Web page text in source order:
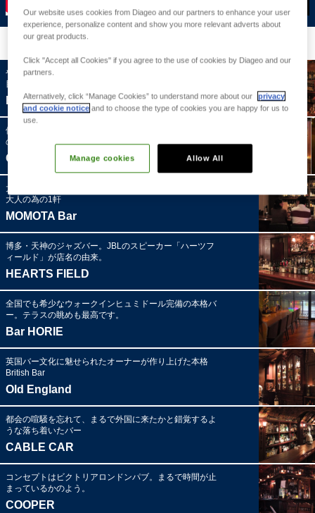
やすらげる空間、そして人に優しいバー！そんなバーを
目指しています！
BANGER'S BARR
優しく居心地いい空間を演出している女性スタッフだけ
のショットバー
CASUAL BAR Vogue
大きな窓に映る夜空を眺めながら静かにお酒を楽しめる
大人の為の1軒
MOMOTA Bar
博多・天神のジャズバー。JBLのスピーカー「ハーツフ
ィールド」が店名の由来。
HEARTS FIELD
全国でも希少なウォークインヒュミドール完備の本格バ
ー。テラスの眺めも最高です。
Bar HORIE
英国バー文化に魅せられたオーナーが作り上げた本格
British Bar
Old England
都会の喧騒を忘れて、まるで外国に来たかと錯覚するよ
うな落ち着いたバー
CABLE CAR
コンセプトはビクトリアロンドンパブ。まるで時間が止
まっているかのよう。
COOPER
Our website uses cookies from Diageo and our partners to enhance your user
experience, personalize content and show you more relevant adverts about
our great products.
Click "Accept all Cookies" if you agree to the use of cookies by Diageo and our
partners.
Alternatively, click “Manage Cookies” to understand more about our
privacy
and cookie notice and to choose the type of cookies you are happy for us to
use.
Allow All
Manage cookies